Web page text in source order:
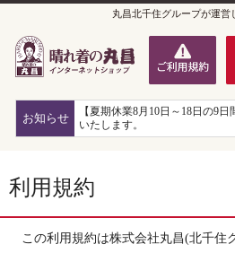
丸昌北千住グループが運営
お知らせ
【夏期休業8月10日～18日の9
いたします。
利用規約
この利用規約は株式会社丸昌(北千住